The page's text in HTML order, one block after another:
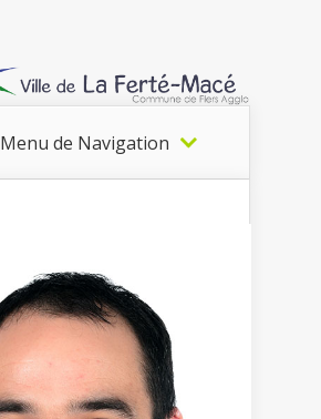
Menu de Navigation